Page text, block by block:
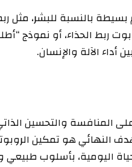
بالنسبة للبشر، مثل ربط
ربط الحذاء، أو نموذج
الآلة والإنسان.
المنافسة والتحسين
النهائي هو تمكين
اليومية، بأسلوب طبيعي